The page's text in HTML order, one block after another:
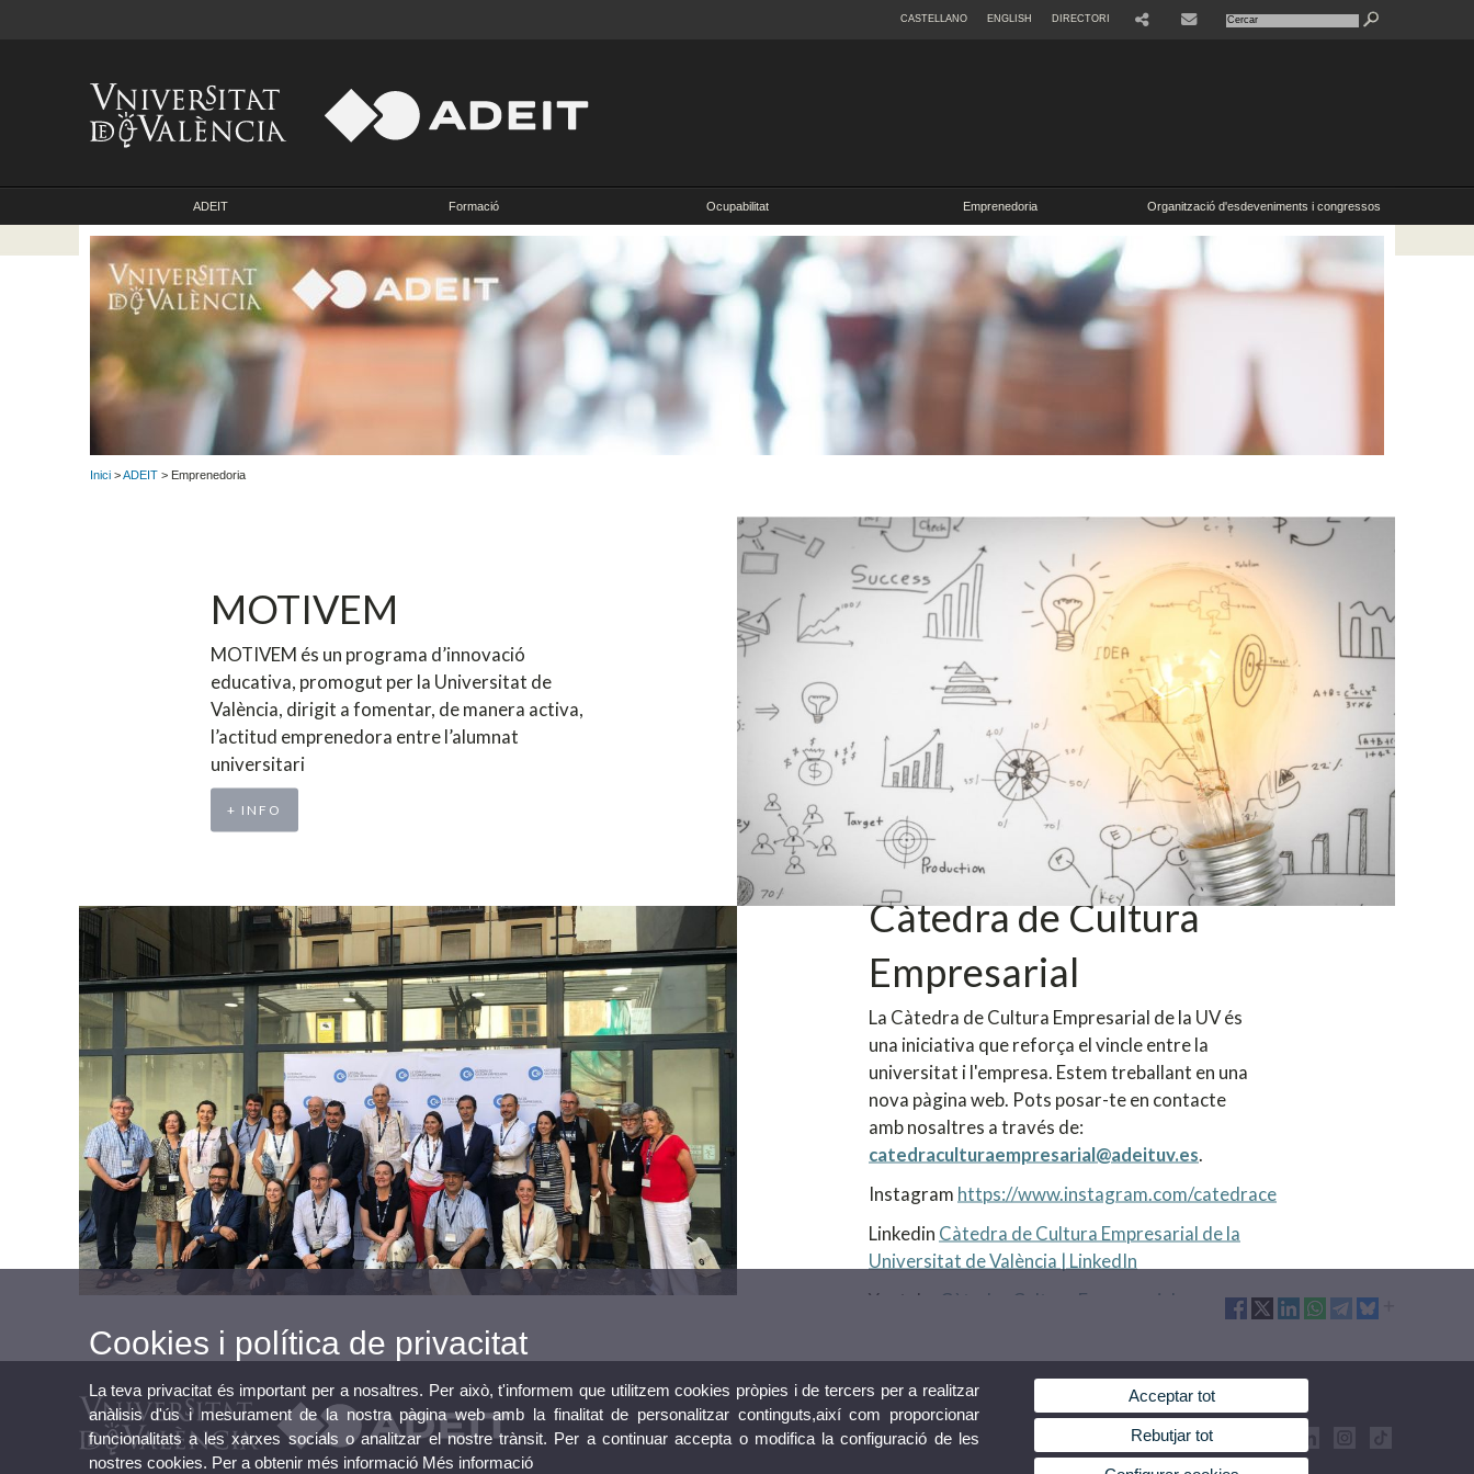
CASTELLANO ENGLISH DIRECTORI
ADEIT Formació Ocupabilitat Emprenedoria Organització d'esdeveniments i congressos
Inici >ADEIT > Emprenedoria
MOTIVEM
MOTIVEM és un programa d’innovació
educativa, promogut per la Universitat de
València, dirigit a fomentar, de manera activa,
l’actitud emprenedora entre l’alumnat
universitari
+ INFO
Càtedra de Cultura
Empresarial
La Càtedra de Cultura Empresarial de la UV és
una iniciativa que reforça el vincle entre la
universitat i l'empresa. Estem treballant en una
nova pàgina web. Pots posar-te en contacte
amb nosaltres a través de:
catedraculturaempresarial@adeituv.es
Instagram https://www.instagram.com/catedrace
Linkedin Càtedra de Cultura Empresarial de la
Universitat de València | LinkedIn
Youtube
Càtedra Cultura Empresarial
Cookies i política de privacitat
La teva privacitat és important per a nosaltres. Per això, t'informem que utilitzem cookies pròpies i de tercers per a realitzar
anàlisis d'ús i mesurament de la nostra pàgina web amb la finalitat de personalitzar continguts,així com proporcionar
funcionalitats a les xarxes socials o analitzar el nostre trànsit. Per a continuar accepta o modifica la configuració de les
nostres cookies. Per a obtenir més informació Més informació
Acceptar tot
Rebutjar tot